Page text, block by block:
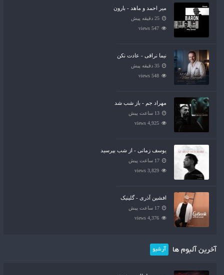
میر احمد و ماهد - بارون
25 دقیقه پیش
547 views
نیما نراقی - عادت نکن
35 دقیقه پیش
548 views
مهراد جم - باز شب شد
13 ساعت پیش
4,925 views
یوسف زمانی - از شب بپرسید
17 ساعت پیش
3,829 views
افشین آذری - گلینیک
17 ساعت پیش
4,376 views
آخرین آلبوم ها آرشیو